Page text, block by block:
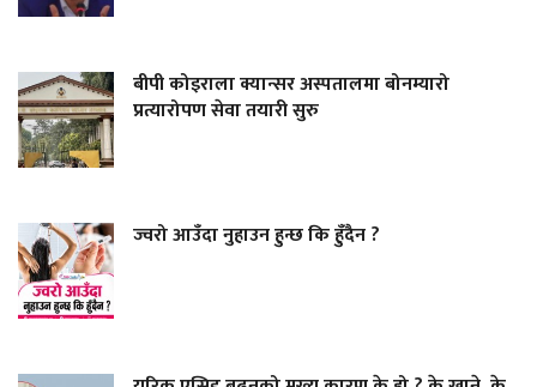
बीपी कोइराला क्यान्सर अस्पतालमा बोनम्यारो
प्रत्यारोपण सेवा तयारी सुरु
ज्वरो आउँदा नुहाउन हुन्छ कि हुँदैन ?